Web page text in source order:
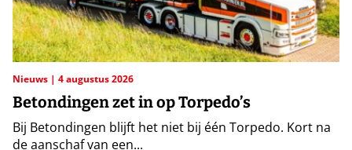
Nieuws 4 augustus 2026
Betondingen zet in op Torpedo’s
Bij Betondingen blijft het niet bij één Torpedo. Kort na
de aanschaf van een...